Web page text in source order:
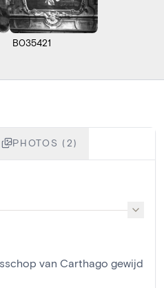
B035421
PHOTOS (2)
van Carthago gewijd